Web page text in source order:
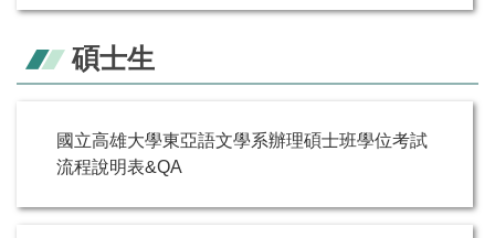
碩士生
國立高雄大學東亞語文學系辦理碩士班學位考試
流程說明表&QA